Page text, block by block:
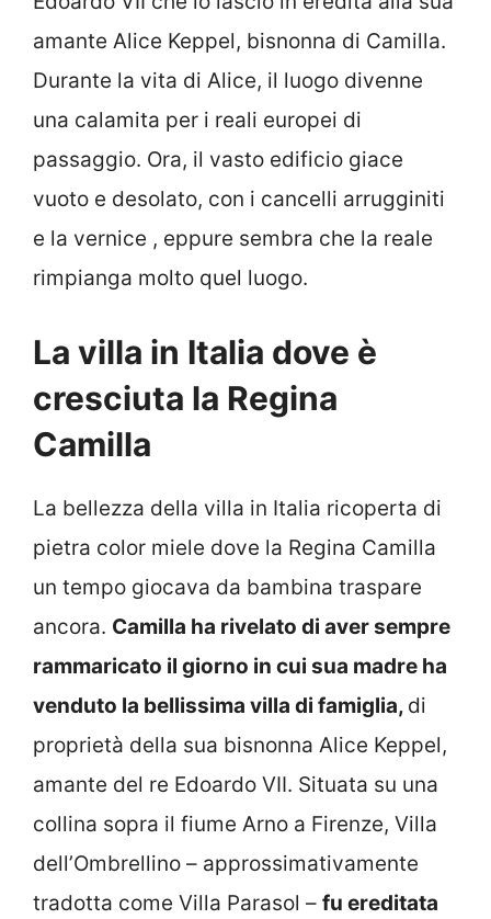
amante Alice Keppel, bisnonna di Camilla.
Durante la vita di Alice, il luogo divenne
una calamita per i reali europei di
passaggio. Ora, il vasto edificio giace
vuoto e desolato, con i cancelli arrugginiti
e la vernice , eppure sembra che la reale
rimpianga molto quel luogo.
La villa in Italia dove è
cresciuta la Regina
Camilla
La bellezza della villa in Italia ricoperta di
pietra color miele dove la Regina Camilla
un tempo giocava da bambina traspare
ancora. Camilla ha rivelato di aver sempre
rammaricato il giorno in cui sua madre ha
venduto la bellissima villa di famiglia, di
proprietà della sua bisnonna Alice Keppel,
amante del re Edoardo VII. Situata su una
collina sopra il fiume Arno a Firenze, Villa
dell’Ombrellino – approssimativamente
tradotta come Villa Parasol – fu ereditata